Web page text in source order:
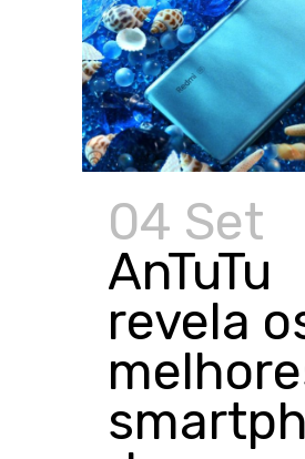
04 Set
AnTuTu
revela